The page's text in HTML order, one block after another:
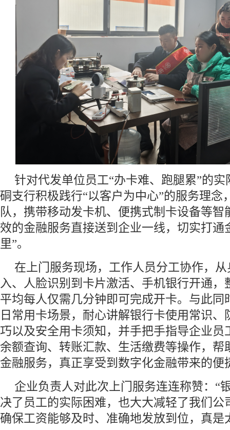
针对代发单位员工“办卡难、跑腿累”的
硐支行积极践行“以客户为中心”的服务理念
队，携带移动发卡机、便携式制卡设备等智
效的金融服务直接送到企业一线，切实打通
里”。
在上门服务现场，工作人员分工协作，
入、人脸识别到卡片激活、手机银行开通，
平均每人仅需几分钟即可完成开卡。与此同
日常用卡场景，耐心讲解银行卡使用常识、
巧以及安全用卡须知，并手把手指导企业员
余额查询、转账汇款、生活缴费等操作，帮
金融服务，真正享受到数字化金融带来的便
企业负责人对此次上门服务连连称赞：“
决了员工的实际困难，也大大减轻了我们公
确保工资能够及时、准确地发放到位，真是